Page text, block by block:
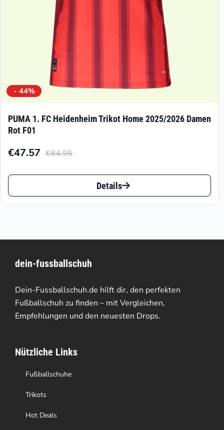
Produktseite
- 44%
PUMA 1. FC Heidenheim Trikot Home 2025/2026 Damen
Rot F01
€84.95
Ursprünglicher
Preis
€84.95
€47.57
Aktueller
Preis
€47.57.
Dieses
Produkt
auf.
Die
Optionen
können
der
Produktseite
gewählt
werden
Details
dein-fussballschuh
Dein-Fussballschuh.de hilft dir, den perfekten
Fußballschuh zu finden – mit Vergleichen,
Empfehlungen und den neuesten Drops.
Nützliche Links
Fußballschuhe
Trikots
Hot Deals